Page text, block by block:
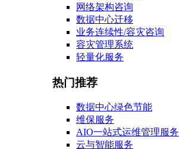
网络架构咨询
数据中心迁移
业务连续性/容灾咨询
容灾管理系统
轻量化服务
热门推荐
数据中心绿色节能
维保服务
AIO一站式运维管理服务
云与智能服务